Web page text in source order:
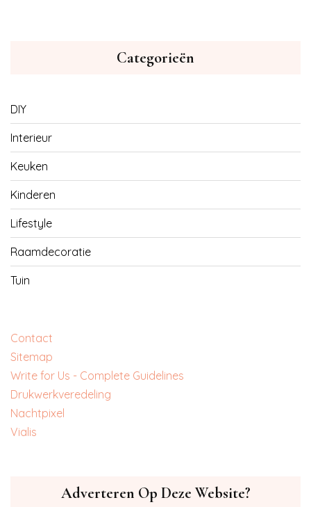
Categorieën
DIY
Interieur
Keuken
Kinderen
Lifestyle
Raamdecoratie
Tuin
Contact
Sitemap
Write for Us - Complete Guidelines
‎Drukwerkveredeling
‎Nachtpixel
‎Vialis
Adverteren Op Deze Website?